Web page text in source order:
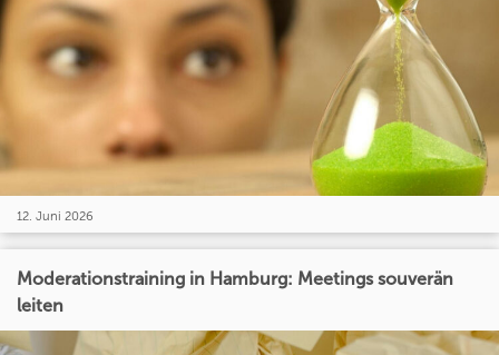
12. Juni 2026
Moderationstraining in Hamburg: Meetings souverän
leiten